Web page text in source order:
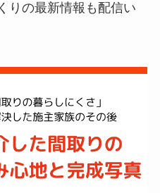
りの最新情報も配信い